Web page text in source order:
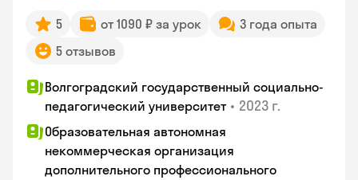
5 от 1090 ₽ за урок
3 года опыта
5 отзывов
Волгоградский государственный социально-
педагогический университет • 2023 г.
Образовательная автономная
некоммерческая организация
дополнительного профессионального